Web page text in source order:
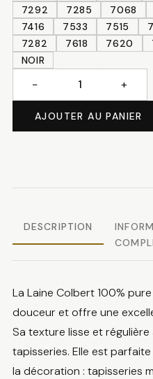
7292
7285 7068
7416
7533 7515
7282
7618 7620
NOIR
Laine
− +
AJOUTER AU PANIER
DESCRIPTION
La Laine Colbert 100%
douceur et offre une
Sa texture lisse et
tapisseries. Elle est
la décoration : tapisseries